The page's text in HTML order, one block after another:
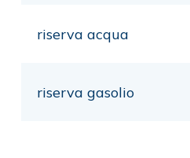
riserva acqua
riserva gasolio